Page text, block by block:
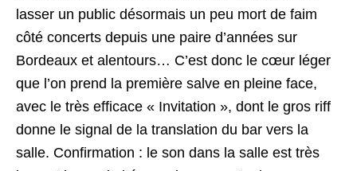
lasser un public désormais un peu mort de faim
côté concerts depuis une paire d’années sur
Bordeaux et alentours… C’est donc le cœur léger
que l’on prend la première salve en pleine face,
avec le très efficace « Invitation », dont le gros riff
donne le signal de la translation du bar vers la
salle. Confirmation : le son dans la salle est très